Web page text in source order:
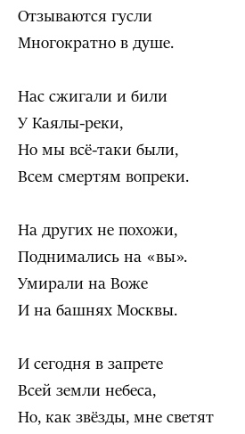
Отзываются гусли
Многократно в душе.
Нас сжигали и били
У Каялы-реки,
Но мы всё-таки были,
Всем смертям вопреки.
На других не похожи,
Поднимались на «вы».
Умирали на Воже
И на башнях Москвы.
И сегодня в запрете
Всей земли небеса,
Но, как звёзды, мне светят